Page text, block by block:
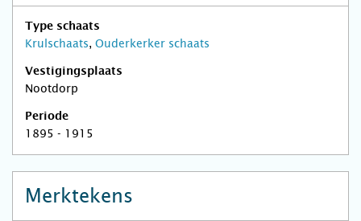
Type schaats
Krulschaats, Ouderkerker schaats
Vestigingsplaats
Nootdorp
Periode
1895 - 1915
Merktekens